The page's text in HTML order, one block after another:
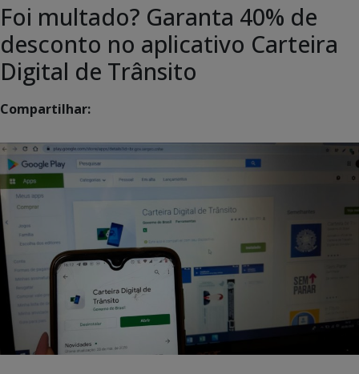
Foi multado? Garanta 40% de
desconto no aplicativo Carteira
Digital de Trânsito
Compartilhar: